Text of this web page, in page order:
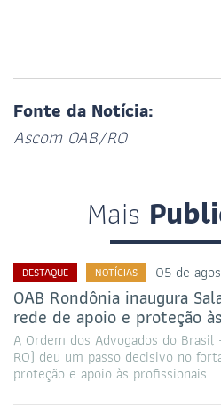
Fonte da Notícia:
Ascom OAB/RO
Mais
DESTAQUE NOTÍCIAS 05 de
OAB Rondônia inaugura
rede de apoio e proteção
A Ordem dos Advogados do Brasil
RO) deu um passo decisivo no
proteção e apoio às profissionais…